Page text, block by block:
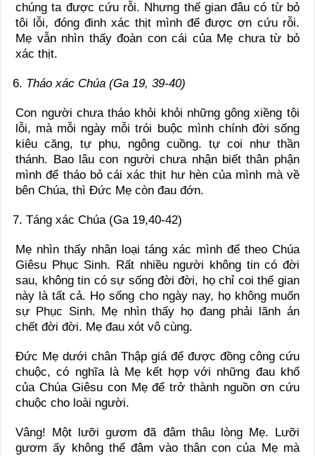
chúng ta được cứu rỗi. Nhưng thế gian đâu có từ bỏ
tôi lỗi, đóng đinh xác thịt mình để được ơn cứu rỗi.
Mẹ vẫn nhìn thấy đoàn con cái của Mẹ chưa từ bỏ
xác thịt.
Tháo xác Chúa (Ga 19, 39-40)
Con người chưa tháo khỏi khỏi những gông xiềng tội
lỗi, mà mỗi ngày mỗi trói buộc mình chính đời sống
kiêu căng, tự phụ, ngông cuồng. tự coi như thần
thánh. Bao lâu con người chưa nhận biết thân phận
mình để tháo bỏ cái xác thịt hư hèn của mình mà về
bên Chúa, thì Đức Mẹ còn đau đớn.
Táng xác Chúa (Ga 19,40-42)
Mẹ nhìn thấy nhân loại táng xác mình để theo Chúa
Giêsu Phục Sinh. Rất nhiều người không tin có đời
sau, không tin có sự sống đời đời, họ chỉ coi thế gian
này là tất cả. Họ sống cho ngày nay, họ không muốn
sự Phục Sinh. Mẹ nhìn thấy họ đang phải lãnh án
chết đời đời. Mẹ đau xót vô cùng.
Đức Mẹ dưới chân Thập giá để được đồng công cứu
chuộc, có nghĩa là Mẹ kết hợp với những đau khổ
của Chúa Giêsu con Mẹ để trở thành nguồn ơn cứu
chuộc cho loài người.
Vâng! Một lưỡi gươm đã đâm thâu lòng Mẹ. Lưỡi
gươm ấy không thể đâm vào thân con của Mẹ mà